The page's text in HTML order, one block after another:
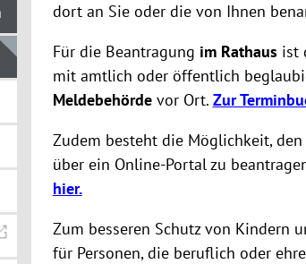
dort an Sie oder die von Ihnen
Für die Beantragung im Rathaus ist
mit amtlich oder öffentlich
Meldebehördevor Ort. Zur
Zudem besteht die Möglichkeit,
über ein Online-Portal zu
hier.
Zum besseren Schutz von Kindern
für Personen, die beruflich oder